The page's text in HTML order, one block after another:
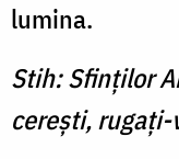
lumina.
Stih: Sfinţilor
cereşti,